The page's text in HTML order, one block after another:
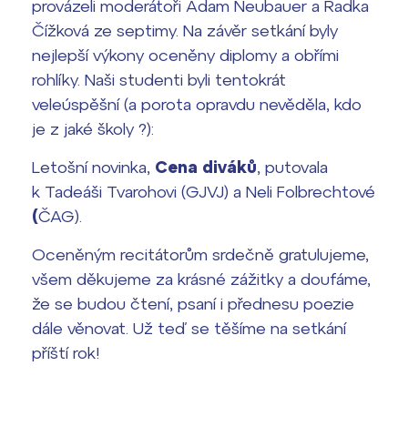
provázeli moderátoři Adam Neubauer a Radka
Čížková ze septimy. Na závěr setkání byly
nejlepší výkony oceněny diplomy a obřími
rohlíky. Naši studenti byli tentokrát
veleúspěšní (a porota opravdu nevěděla, kdo
je z jaké školy ?):
Letošní novinka, Cena diváků, putovala
k Tadeáši Tvarohovi (GJVJ) a Neli Folbrechtové
(ČAG).
Oceněným recitátorům srdečně gratulujeme,
všem děkujeme za krásné zážitky a doufáme,
že se budou čtení, psaní i přednesu poezie
dále věnovat. Už teď se těšíme na setkání
příští rok!